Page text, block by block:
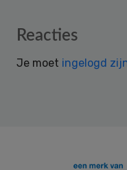
Reader
Reacties
Je moet ingelogd